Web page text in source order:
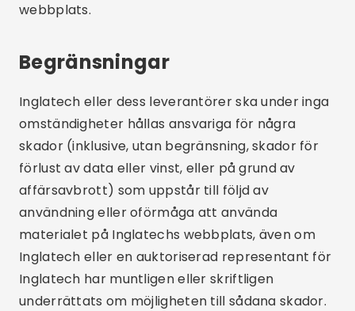
webbplats.
Begränsningar
Inglatech eller dess leverantörer ska under inga
omständigheter hållas ansvariga för några
skador (inklusive, utan begränsning, skador för
förlust av data eller vinst, eller på grund av
affärsavbrott) som uppstår till följd av
användning eller oförmåga att använda
materialet på Inglatechs webbplats, även om
Inglatech eller en auktoriserad representant för
Inglatech har muntligen eller skriftligen
underrättats om möjligheten till sådana skador.